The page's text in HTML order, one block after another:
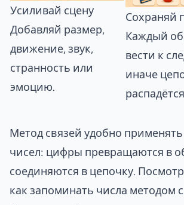
Усиливай сцену
Добавляй размер,
движение, звук,
странность или
эмоцию.
Сохраняй
Каждый
вести к
иначе
распадётся.
Метод связей удобно
чисел: цифры превращаются в
соединяются в цепочку.
как запоминать числа методом